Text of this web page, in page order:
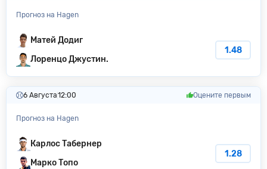
Прогноз на Hagen
Матей Додиг
Лоренцо Джустин.
1.48
6 Августа12:00 Оцените первым
Прогноз на Hagen
Карлос Табернер
Марко Топо
1.28